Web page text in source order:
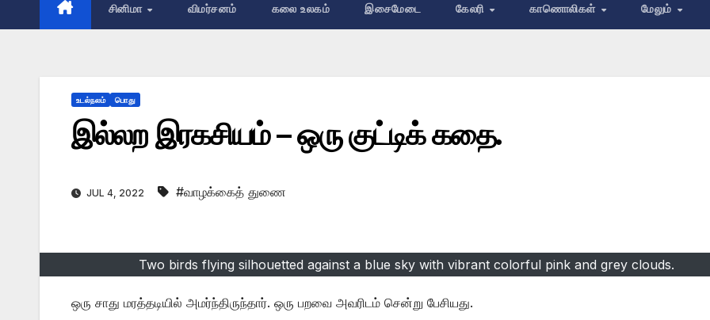
சினிமா விமர்சனம் கலை உலகம் இசைமேடை கேலரி காணொலிகள் மேலும்
உடல்நலம் பொது
இல்லற இரகசியம் – ஒரு குட்டிக் கதை.
JUL 4, 2022 #வாழக்கைத் துணை
Two birds flying silhouetted against a blue sky with vibrant colorful pink and grey clouds.
ஒரு சாது மரத்தடியில் அமர்ந்திருந்தார். ஒரு பறவை அவரிடம் சென்று பேசியது.